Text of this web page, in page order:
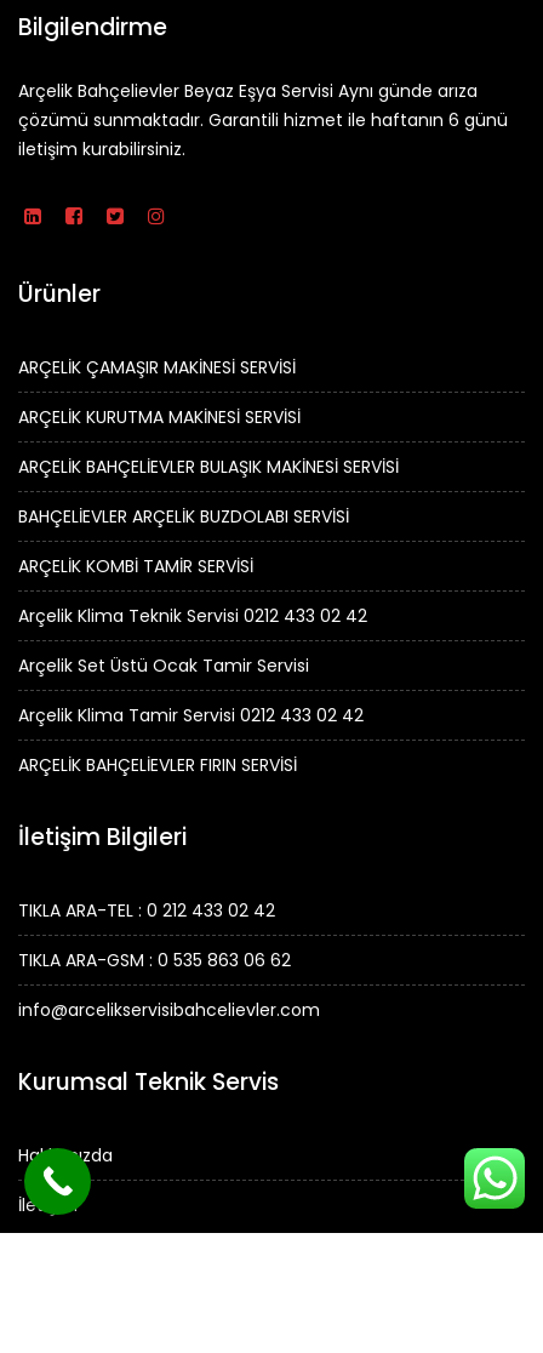
Bilgilendirme
Arçelik Bahçelievler Beyaz Eşya Servisi Aynı günde arıza
çözümü sunmaktadır. Garantili hizmet ile haftanın 6 günü
iletişim kurabilirsiniz.
Ürünler
ARÇELİK ÇAMAŞIR MAKİNESİ SERVİSİ
ARÇELİK KURUTMA MAKİNESİ SERVİSİ
ARÇELİK BAHÇELİEVLER BULAŞIK MAKİNESİ SERVİSİ
BAHÇELİEVLER ARÇELİK BUZDOLABI SERVİSİ
ARÇELİK KOMBİ TAMİR SERVİSİ
Arçelik Klima Teknik Servisi 0212 433 02 42
Arçelik Set Üstü Ocak Tamir Servisi
Arçelik Klima Tamir Servisi 0212 433 02 42
ARÇELİK BAHÇELİEVLER FIRIN SERVİSİ
İletişim Bilgileri
TIKLA ARA-TEL : 0 212 433 02 42
TIKLA ARA-GSM : 0 535 863 06 62
info@arcelikservisibahcelievler.com
Kurumsal Teknik Servis
Hakkımızda
İletişim